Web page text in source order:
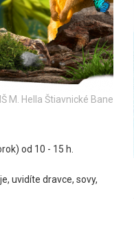
M. Hella Štiavnické Bane
od 10 - 15 h.
uvidíte dravce, sovy,